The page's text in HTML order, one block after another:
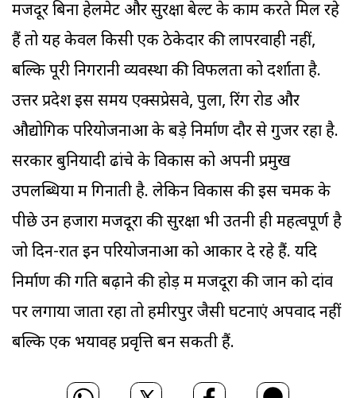
मजदूर बिना हेलमेट और सुरक्षा बेल्ट के काम करते मिल रहे
हैं तो यह केवल किसी एक ठेकेदार की लापरवाही नहीं,
बल्कि पूरी निगरानी व्यवस्था की विफलता को दर्शाता है.
उत्तर प्रदेश इस समय एक्सप्रेसवे, पुलों, रिंग रोड और
औद्योगिक परियोजनाओं के बड़े निर्माण दौर से गुजर रहा है.
सरकार बुनियादी ढांचे के विकास को अपनी प्रमुख
उपलब्धियों में गिनाती है. लेकिन विकास की इस चमक के
पीछे उन हजारों मजदूरों की सुरक्षा भी उतनी ही महत्वपूर्ण है
जो दिन-रात इन परियोजनाओं को आकार दे रहे हैं. यदि
निर्माण की गति बढ़ाने की होड़ में मजदूरों की जान को दांव
पर लगाया जाता रहा तो हमीरपुर जैसी घटनाएं अपवाद नहीं
बल्कि एक भयावह प्रवृत्ति बन सकती हैं.